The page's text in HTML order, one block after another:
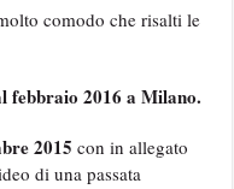
comodo che risalti le
febbraio 2016 a Milano.
2015 con in allegato
di una passata